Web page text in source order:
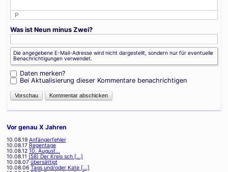
P
Was ist Neun minus Zwei?
Die angegebene E-Mail-Adresse wird nicht dargestellt, sondern nur für eventuelle
Benachrichtigungen verwendet.
Daten merken?
Bei Aktualisierung dieser Kommentare benachrichtigen
Vor genau X Jahren
10.08.19 Anfängerfehler
10.08.17 Regentage
10.08.12 10. August...
10.08.11 (58) Der Kreis sch [...]
10.08.07 übersättigt
10.08.06 Tags und/oder Kate [...]